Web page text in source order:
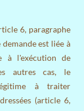
6, paragraphe
est liée à
à l'exécution de
autres cas, le
à traiter
(article 6,